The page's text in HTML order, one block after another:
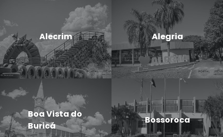
Alecrim Alegria
Boa Vista do
Buricá
Bossoroca